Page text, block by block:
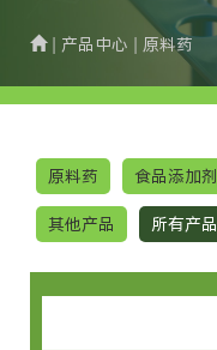
| 产品中心 | 原料药
原料药 食品添加剂
其他产品 所有产品